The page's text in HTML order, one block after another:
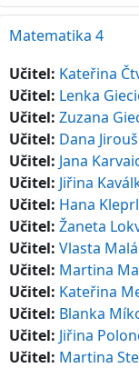
Matematika 4
Učitel: Kateřina
Učitel: Lenka
Učitel: Zuzana
Učitel: Dana
Učitel: Jana
Učitel: Jiřina
Učitel: Hana
Učitel: Žaneta
Učitel: Vlasta Malá
Učitel: Martina
Učitel: Kateřina
Učitel: Blanka
Učitel: Jiřina
Učitel: Martina